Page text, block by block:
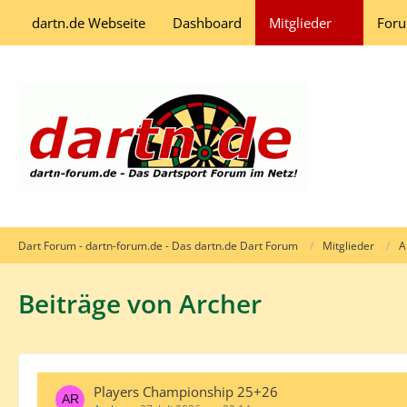
dartn.de Webseite Dashboard Mitglieder
Dart Forum - dartn-forum.de - Das dartn.de Dart Forum Mitglieder
Beiträge von Archer
Players Championship 25+26